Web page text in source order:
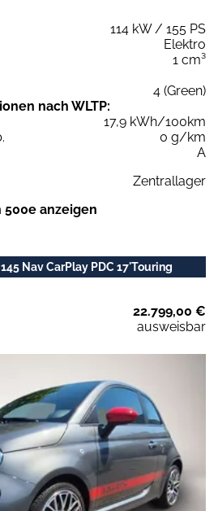
114 kW / 155 PS
Elektro
1 cm³
4 (Green)
nach WLTP:
17,9 kWh/100km
0 g/km
A
Zentrallager
500e anzeigen
Nav CarPlay PDC 17'Touring
22.799,00 €
ausweisbar